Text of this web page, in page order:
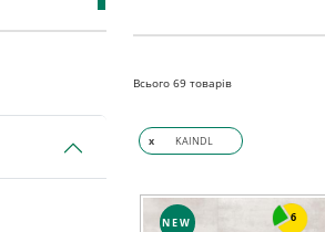
Всього69 товарів
x KAINDL
NEW 6